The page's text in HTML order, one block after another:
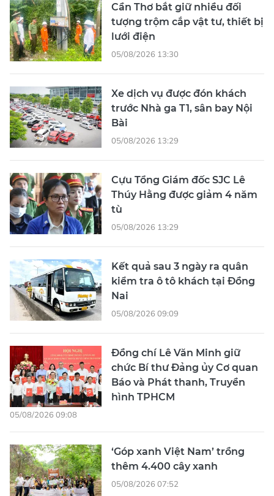
Cần Thơ bắt giữ nhiều đối
tượng trộm cắp vật tư, thiết bị
lưới điện
05/08/2026 13:30
Xe dịch vụ được đón khách
trước Nhà ga T1, sân bay Nội
Bài
05/08/2026 13:29
Cựu Tổng Giám đốc SJC Lê
Thúy Hằng được giảm 4 năm
tù
05/08/2026 13:29
Kết quả sau 3 ngày ra quân
kiểm tra ô tô khách tại Đồng
Nai
05/08/2026 09:09
Đồng chí Lê Văn Minh giữ
chức Bí thư Đảng ủy Cơ quan
Báo và Phát thanh, Truyền
hình TPHCM
05/08/2026 09:08
‘Góp xanh Việt Nam’ trồng
thêm 4.400 cây xanh
05/08/2026 07:52